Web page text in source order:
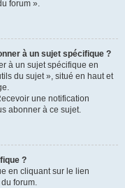
forum ».
à un sujet spécifique ?
à un sujet spécifique en
du sujet », situé en haut et
une notification
abonner à ce sujet.
?
en cliquant sur le lien
forum.